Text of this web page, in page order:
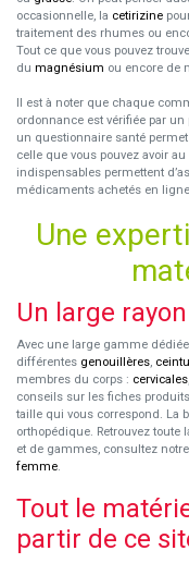
occasionnelle, la cetirizine
traitement des rhumes ou
Tout ce que vous pouvez
du magnésium ou encore de
Il est à noter que chaque
ordonnance est vérifiée par
un questionnaire santé
celle que vous pouvez avoir
indispensables permettent
médicaments achetés en
Une
Un large
Avec une large gamme
différentes genouillères,
membres du corps : cervicales
conseils sur les fiches
taille qui vous correspond. La
orthopédique. Retrouvez
et de gammes, consultez
femme.
Tout le
partir de ce